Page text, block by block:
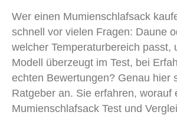
Wer einen Mumienschlafsack
schnell vor vielen Fragen: Daune
welcher Temperaturbereich passt,
Modell überzeugt im Test, bei
echten Bewertungen? Genau hier
Ratgeber an. Sie erfahren, worauf
Mumienschlafsack Test und